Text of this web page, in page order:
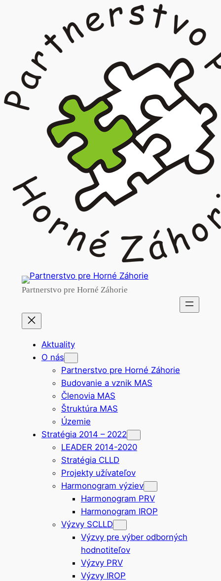
Partnerstvo pre Horné Záhorie
Aktuality
O nás
Partnerstvo pre Horné Záhorie
Budovanie a vznik MAS
Členovia MAS
Štruktúra MAS
Územie
Stratégia 2014 – 2022
LEADER 2014-2020
Stratégia CLLD
Projekty užívateľov
Harmonogram výziev
Harmonogram PRV
Harmonogram IROP
Výzvy SCLLD
Výzvy pre výber odborných
hodnotiteľov
Výzvy PRV
Výzvy IROP